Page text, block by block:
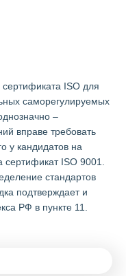
ISO для
саморегулируемых
–
вправе требовать
у кандидатов на
ISO 9001.
стандартов
подтверждает и
РФ в пункте 11.